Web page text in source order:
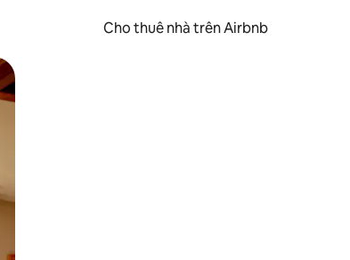
Cho thuê nhà trên Airbnb